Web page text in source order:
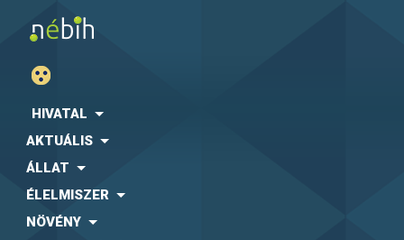
HIVATAL
AKTUÁLIS
ÁLLAT
ÉLELMISZER
NÖVÉNY